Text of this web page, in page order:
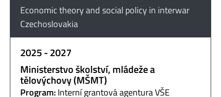
Economic theory and social policy in interwar
Czechoslovakia
2025 - 2027
Ministerstvo školství, mládeže a
tělovýchovy (MŠMT)
Program:Interní grantová agentura VŠE